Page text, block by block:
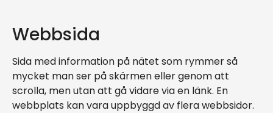
Webbsida
Sida med information på nätet som rymmer så
mycket man ser på skärmen eller genom att
scrolla, men utan att gå vidare via en länk. En
webbplats kan vara uppbyggd av flera webbsidor.